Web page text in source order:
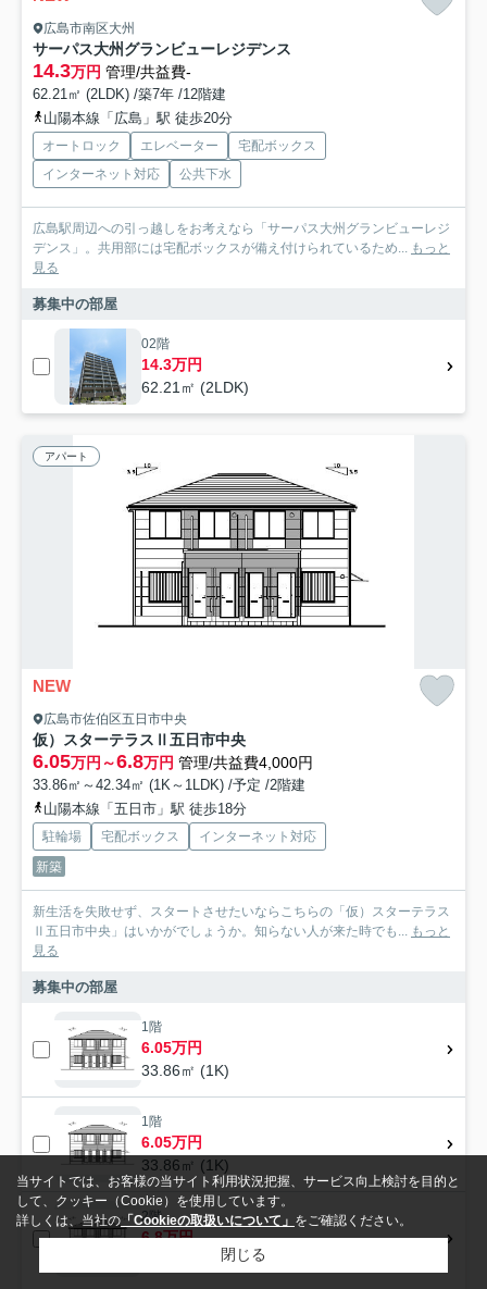
広島市南区大州
サーパス大州グランビューレジデンス
14.3万円 管理/共益費-
62.21㎡ (2LDK) /築7年 /12階建
山陽本線「広島」駅 徒歩20分
オートロック エレベーター
宅配ボックス
インターネット対応
公共下水
広島駅周辺への引っ越しをお考えなら「サーパス大州グランビューレジ
デンス」。共用部には宅配ボックスが備え付けられているため... もっと
見る
募集中の部屋
02階
14.3万円
62.21㎡ (2LDK)
アパート
NEW
広島市佐伯区五日市中央
仮）スターテラスⅡ五日市中央
6.05万円～6.8万円 管理/共益費4,000円
33.86㎡～42.34㎡ (1K～1LDK) /予定 /2階建
山陽本線「五日市」駅 徒歩18分
駐輪場 宅配ボックス
インターネット対応
新築
新生活を失敗せず、スタートさせたいならこちらの「仮）スターテラス
Ⅱ五日市中央」はいかがでしょうか。知らない人が来た時でも... もっと
見る
募集中の部屋
1階
6.05万円
33.86㎡ (1K)
1階
6.05万円
33.86㎡ (1K)
2階
6.8万円
42.34㎡ (1LDK)
当サイトでは、お客様の当サイト利用状況把握、サービス向上検討を目的と
して、クッキー（Cookie）を使用しています。
詳しくは、当社の 「Cookieの取扱いについて」 をご確認ください。
閉じる